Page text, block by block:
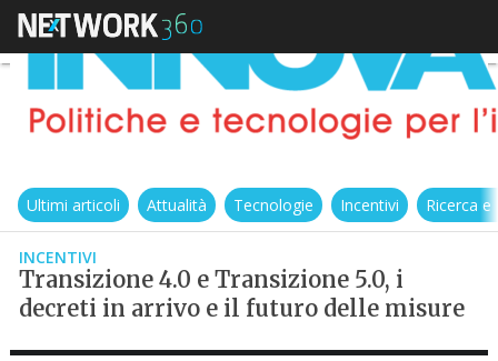
Ultimi articoli Attualità Tecnologie Incentivi Ricerca
INCENTIVI
Transizione 4.0 e Transizione 5.0, i
decreti in arrivo e il futuro delle misure